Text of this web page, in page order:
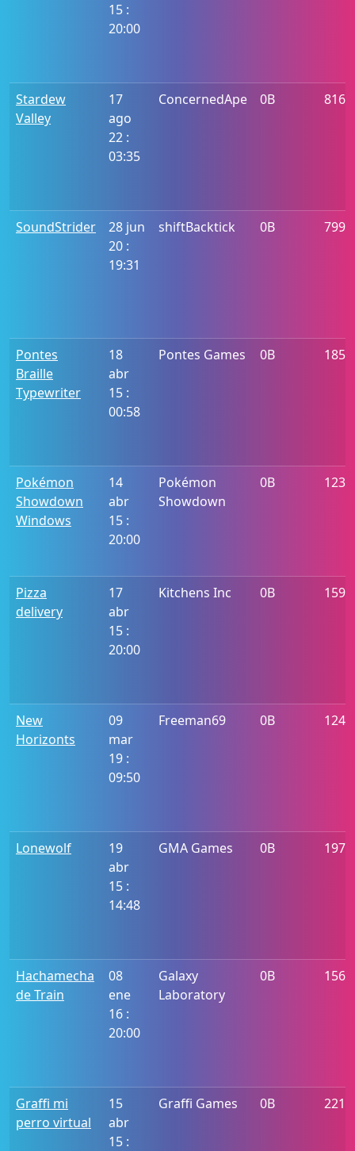
15 :
20:00
Stardew
Valley
17
ago
22 :
03:35
ConcernedApe 0B 816
SoundStrider
28 jun
20 :
19:31
shiftBacktick 0B 799
Pontes
Braille
Typewriter
18
abr
15 :
00:58
Pontes Games 0B 1855
Pokémon
Showdown
Windows
14
abr
15 :
20:00
Pokémon
Showdown
0B 1238
Pizza
delivery
17
abr
15 :
20:00
Kitchens Inc 0B 1597
New
Horizonts
09
mar
19 :
09:50
Freeman69 0B 1246
Lonewolf
19
abr
15 :
14:48
GMA Games 0B 197
Hachamecha
de Train
08
ene
16 :
20:00
Galaxy
Laboratory
0B 1560
Graffi mi
perro virtual
15
abr
15 :
Graffi Games 0B 2218